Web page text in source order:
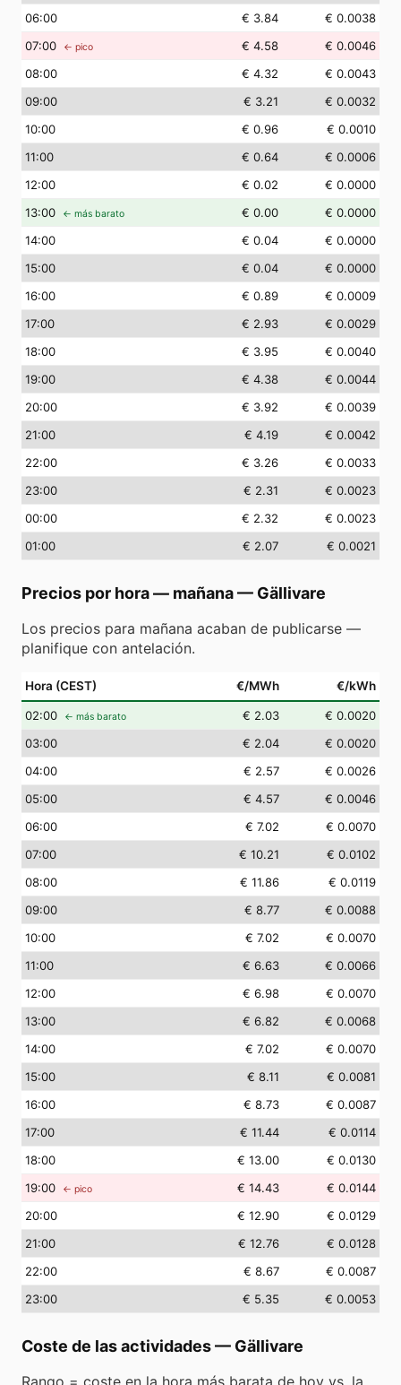
06:00 € 3.84
€ 0.0038
07:00 ← pico € 4.58
€ 0.0046
08:00 € 4.32
€ 0.0043
09:00 € 3.21
€ 0.0032
10:00 € 0.96
€ 0.0010
11:00 € 0.64
€ 0.0006
12:00 € 0.02
€ 0.0000
13:00 ← más barato € 0.00
€ 0.0000
14:00 € 0.04
€ 0.0000
15:00 € 0.04
€ 0.0000
16:00 € 0.89
€ 0.0009
17:00 € 2.93
€ 0.0029
18:00 € 3.95
€ 0.0040
19:00 € 4.38
€ 0.0044
20:00 € 3.92
€ 0.0039
21:00 € 4.19
€ 0.0042
22:00 € 3.26
€ 0.0033
23:00 € 2.31
€ 0.0023
00:00 € 2.32
€ 0.0023
01:00 € 2.07 € 0.0021
Precios por hora — mañana— Gällivare
Los precios para mañana acaban de publicarse —
planifique con antelación.
Hora (CEST) €/MWh €/kWh
02:00 ← más barato € 2.03
€ 0.0020
03:00 € 2.04
€ 0.0020
04:00 € 2.57
€ 0.0026
05:00 € 4.57
€ 0.0046
06:00 € 7.02
€ 0.0070
07:00 € 10.21
€ 0.0102
08:00 € 11.86
€ 0.0119
09:00 € 8.77
€ 0.0088
10:00 € 7.02
€ 0.0070
11:00 € 6.63
€ 0.0066
12:00 € 6.98
€ 0.0070
13:00 € 6.82
€ 0.0068
14:00 € 7.02
€ 0.0070
15:00 € 8.11
€ 0.0081
16:00 € 8.73
€ 0.0087
17:00 € 11.44
€ 0.0114
18:00 € 13.00
€ 0.0130
19:00 ← pico € 14.43
€ 0.0144
20:00 € 12.90
€ 0.0129
21:00 € 12.76
€ 0.0128
22:00 € 8.67
€ 0.0087
23:00 € 5.35 € 0.0053
Coste de las actividades— Gällivare
Rango = coste en la hora más barata de hoy vs. la